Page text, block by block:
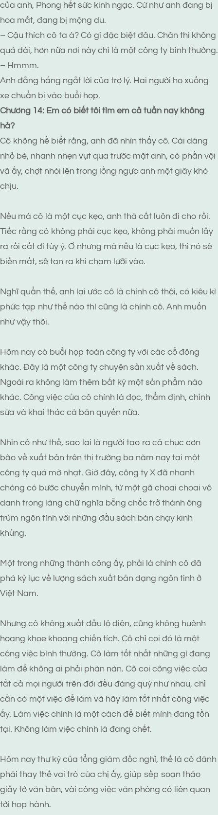
của anh, Phong hết sức kinh ngạc. Cứ như anh đang bị
hoa mắt, đang bị mộng du.
– Cậu thích cô ta à? Có gì đặc biệt đâu. Chân thì không
quá dài, hơn nữa nơi này chỉ là một công ty bình thường.
– Hmmm.
Anh đằng hắng ngắt lời của trợ lý. Hai người họ xuống
xe chuẩn bị vào buổi họp.
Chương 14: Em có biết tôi tìm em cả tuần nay không
hả?
Cô không hề biết rằng, anh đã nhìn thấy cô. Cái dáng
nhỏ bé, nhanh nhẹn vụt qua trước mặt anh, có phần vội
vã ấy, chợt nhói lên trong lồng ngực anh một giây khó
chịu.
Nếu mà cô là một cục kẹo, anh thà cất luôn đi cho rồi.
Tiếc rằng cô không phải cục kẹo, không phải muốn lấy
ra rồi cất đi tùy ý. Ơ nhưng mà nếu là cục kẹo, thì nó sẽ
biến mất, sẽ tan ra khi chạm lưỡi vào.
Nghĩ quẩn thế, anh lại ước cô là chính cô thôi, có kiêu kì
phức tạp như thế nào thì cũng là chính cô. Anh muốn
như vậy thôi.
Hôm nay có buổi họp toàn công ty với các cổ đông
khác. Đây là một công ty chuyên sản xuất về sách.
Ngoài ra không làm thêm bất kỳ một sản phẩm nào
khác. Công việc của cô chính là đọc, thẩm định, chỉnh
sửa và khai thác cả bản quyền nữa.
Nhìn cô như thế, sao lại là người tạo ra cả chục cơn
bão về xuất bản trên thị trường ba năm nay tại một
công ty quá mờ nhạt. Giờ đây, công ty X đã nhanh
chóng có bước chuyển mình, từ một gã choai choai vô
danh trong làng chữ nghĩa bỗng chốc trở thành ông
trùm ngôn tình với những đầu sách bán chạy kinh
khủng.
Một trong những thành công ấy, phải là chính cô đã
phá kỷ lục về lượng sách xuất bản dạng ngôn tình ở
Việt Nam.
Nhưng cô không xuất đầu lộ diện, cũng không huênh
hoang khoe khoang chiến tích. Cô chỉ coi đó là một
công việc bình thường. Cô làm tốt nhất những gì đang
làm để không ai phải phàn nàn. Cô coi công việc của
tất cả mọi người trên đời đều đáng quý như nhau, chỉ
cần có một việc để làm và hãy làm tốt nhất công việc
ấy. Làm việc chính là một cách để biết mình đang tồn
tại. Không làm việc chính là đang chết.
Hôm nay thư ký của tổng giám đốc nghỉ, thế là cô đành
phải thay thế vai trò của chị ấy, giúp sếp soạn thảo
giấy tờ văn bản, vài công việc văn phòng có liên quan
tới họp hành.